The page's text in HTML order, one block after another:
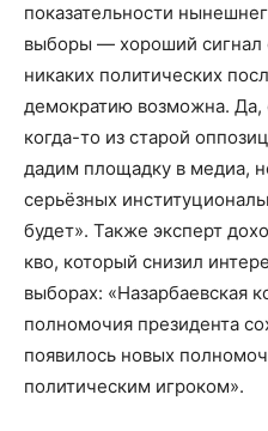
показательности
выборы — хороший сигнал
никаких политических
демократию возможна.
когда-то из старой
дадим площадку в медиа,
серьёзных
будет». Также эксперт
кво, который снизил
выборах: «Назарбаевская
полномочия президента
появилось новых
политическим игроком».